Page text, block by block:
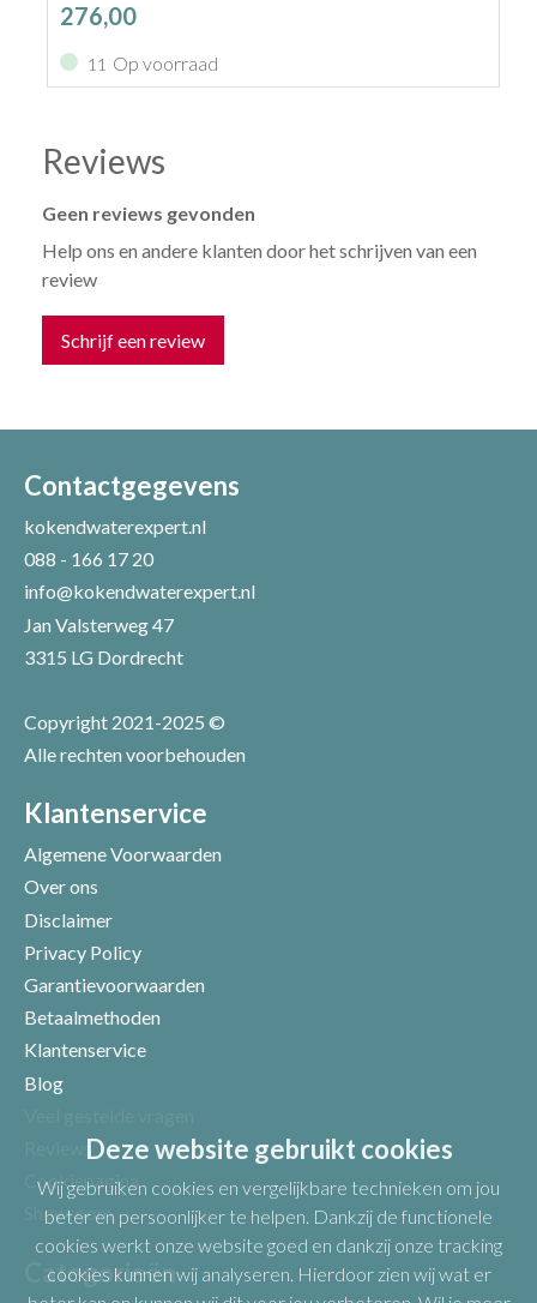
276,00
11 Op voorraad
Reviews
Geen reviews gevonden
Help ons en andere klanten door het schrijven van een
review
Schrijf een review
Uw naam *
Uw recensie *
Contactgegevens
kokendwaterexpert.nl
088 - 166 17 20
info@kokendwaterexpert.nl
Jan Valsterweg 47
3315 LG Dordrecht
Copyright 2021-2025 ©
Alle rechten voorbehouden
Klantenservice
Algemene Voorwaarden
Over ons
Disclaimer
Privacy Policy
Garantievoorwaarden
Betaalmethoden
Klantenservice
Blog
Reviews
Cookiepagina
Showroom
Categorieën
Deze website gebruikt cookies
Wij gebruiken cookies en vergelijkbare technieken om jou
beter en persoonlijker te helpen. Dankzij de functionele
cookies werkt onze website goed en dankzij onze tracking
cookies kunnen wij analyseren. Hierdoor zien wij wat er